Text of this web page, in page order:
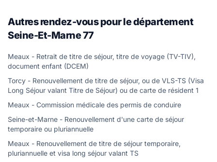
Autres rendez-vous pour le département
Seine-Et-Marne 77
Meaux - Retrait de titre de séjour, titre de voyage (TV-TIV),
document enfant (DCEM)
Torcy - Renouvellement de titre de séjour, ou de VLS-TS (Visa
Long Séjour valant Titre de Séjour) ou de carte de résident 1
Meaux - Commission médicale des permis de conduire
Seine-et-Marne - Renouvellement d'une carte de séjour
temporaire ou pluriannuelle
Meaux - Renouvellement de titre de séjour temporaire,
pluriannuelle et visa long séjour valant TS